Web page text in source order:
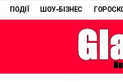
ПОДІЇ ШОУ-БІЗНЕС